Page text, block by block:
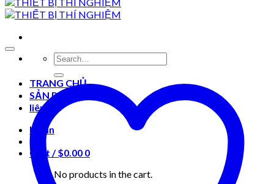
Search
for:
TRANG CHỦ
SẢN PHẨM
liên hệ
Login
Cart /$0.00 0
No products in the cart.